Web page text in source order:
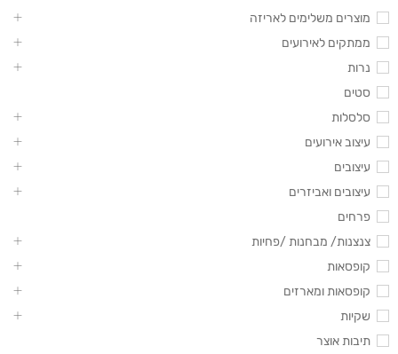
מוצרים משלימים לאריזה
ממתקים לאירועים
נרות
סטים
סלסלות
עיצוב אירועים
עיצובים
עיצובים ואביזרים
פרחים
צנצנות/ מבחנות /פחיות
קופסאות
קופסאות ומארזים
שקיות
תיבות אוצר